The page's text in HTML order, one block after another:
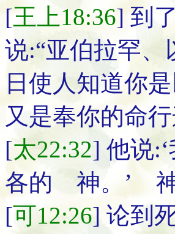
[王上18:36] 到
说:“亚伯拉罕
日使人知道你
又是奉你的命
[太22:32] 他说
各的 神。’
[可12:26] 论到